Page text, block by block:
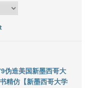
伪造美国新墨西哥大
精仿【新墨西哥大学